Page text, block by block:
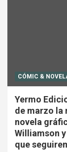
CÓMIC &
Yermo
de marzo la
novela
Williamson
que